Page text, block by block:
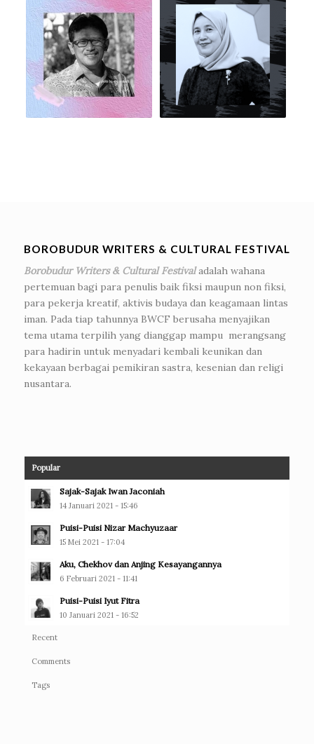
BOROBUDUR WRITERS & CULTURAL FESTIVAL
Borobudur Writers & Cultural Festivaladalah wahana
pertemuan bagi para penulis baik fiksi maupun non fiksi,
para pekerja kreatif, aktivis budaya dan keagamaan lintas
iman. Pada tiap tahunnya BWCF berusaha menyajikan
tema utama terpilih yang dianggap mampu merangsang
para hadirin untuk menyadari kembali keunikan dan
kekayaan berbagai pemikiran sastra, kesenian dan religi
nusantara.
Popular
Sajak-Sajak Iwan Jaconiah
14 Januari 2021 - 15:46
Puisi-Puisi Nizar Machyuzaar
15 Mei 2021 - 17:04
Aku, Chekhov dan Anjing Kesayangannya
6 Februari 2021 - 11:41
Puisi-Puisi Iyut Fitra
10 Januari 2021 - 16:52
Recent
Comments
Tags